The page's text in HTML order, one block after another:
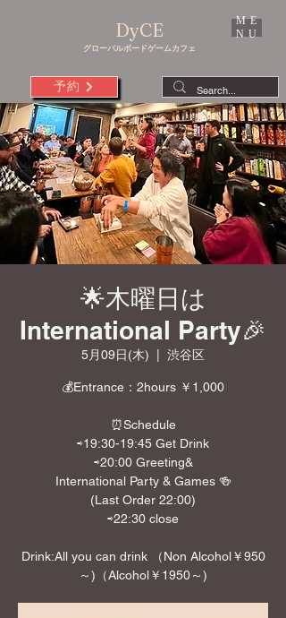
DyCE
グローバルボードゲームカフェ
予約
ME
NU
🌟木曜日は
International Party🎉
5月09日(木) 渋谷区
💰Entrance：2hours ￥1,000
⏰Schedule
⇨19:30-19:45 Get Drink
⇨20:00 Greeting&
International Party & Games 🍻
(Last Order 22:00)
⇨22:30 close
Drink:All you can drink （Non Alcohol￥950
～)（Alcohol￥1950～)